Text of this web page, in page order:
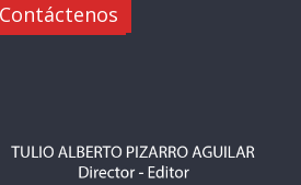
Contáctenos